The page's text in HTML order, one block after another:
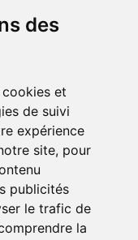
des
et
de suivi
expérience
site, pour
publicités
le trafic de
la
sécurisé